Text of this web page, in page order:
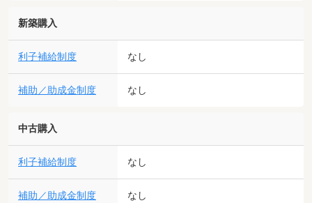
新築購入
利子補給制度 なし
補助／助成金制度 なし
中古購入
利子補給制度 なし
補助／助成金制度 なし